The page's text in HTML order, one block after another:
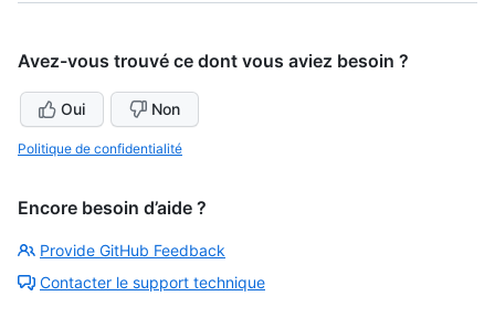
Avez-vous trouvé ce dont vous aviez besoin ?
Oui Non
Politique de confidentialité
Encore besoin d’aide ?
Provide GitHub Feedback
Contacter le support technique